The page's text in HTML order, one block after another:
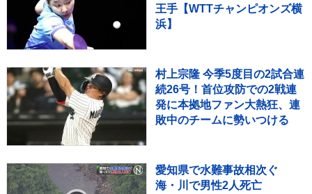
王手【WTTチャンピオンズ横
浜】
村上宗隆 今季5度目の2試合連
続26号！首位攻防での2戦連
発に本拠地ファン大熱狂、連
敗中のチームに勢いつける
愛知県で水難事故相次ぐ
海・川で男性2人死亡